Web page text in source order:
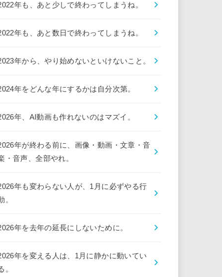
年も、あと少しで終わってしまうね。
年も、あと数日で終わってしまうね。
年から、やり始めないといけないこと。
年をどんな年にするかは自分次第。
年、AI動画も作れないのはマズイ。
年が終わる前に、画像・動画・文章・音
・音声、全部やれ。
年も変わらない人が、1月に必ずやる行
。
年を去年の延長にしないために。
年を変える人は、1月に静かに動いてい
。